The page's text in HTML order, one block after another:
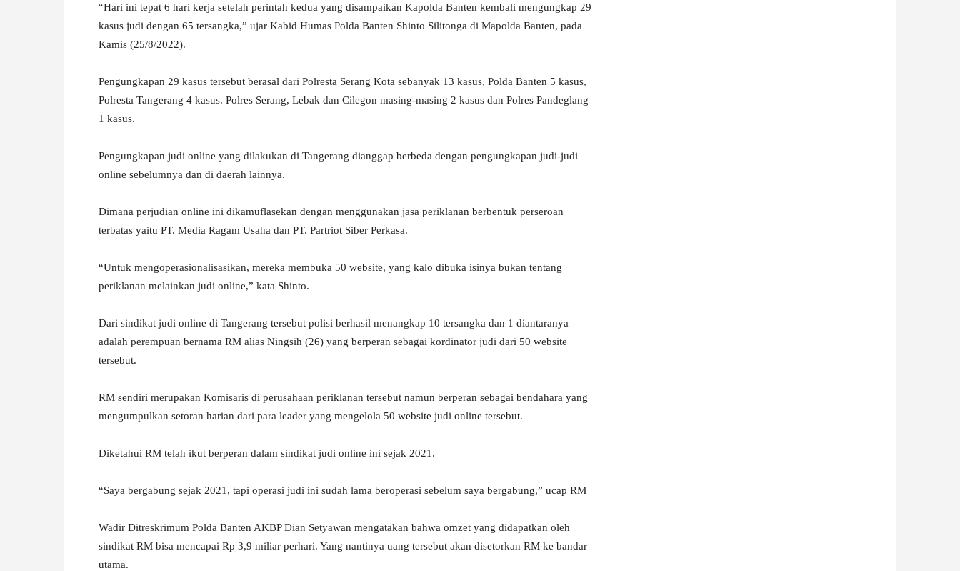
“Hari ini tepat 6 hari kerja setelah perintah kedua yang disampaikan Kapolda Banten kembali mengungkap 29
kasus judi dengan 65 tersangka,” ujar Kabid Humas Polda Banten Shinto Silitonga di Mapolda Banten, pada
Kamis (25/8/2022).
Pengungkapan 29 kasus tersebut berasal dari Polresta Serang Kota sebanyak 13 kasus, Polda Banten 5 kasus,
Polresta Tangerang 4 kasus. Polres Serang, Lebak dan Cilegon masing-masing 2 kasus dan Polres Pandeglang
1 kasus.
Pengungkapan judi online yang dilakukan di Tangerang dianggap berbeda dengan pengungkapan judi-judi
online sebelumnya dan di daerah lainnya.
Dimana perjudian online ini dikamuflasekan dengan menggunakan jasa periklanan berbentuk perseroan
terbatas yaitu PT. Media Ragam Usaha dan PT. Partriot Siber Perkasa.
“Untuk mengoperasionalisasikan, mereka membuka 50 website, yang kalo dibuka isinya bukan tentang
periklanan melainkan judi online,” kata Shinto.
Dari sindikat judi online di Tangerang tersebut polisi berhasil menangkap 10 tersangka dan 1 diantaranya
adalah perempuan bernama RM alias Ningsih (26) yang berperan sebagai kordinator judi dari 50 website
tersebut.
RM sendiri merupakan Komisaris di perusahaan periklanan tersebut namun berperan sebagai bendahara yang
mengumpulkan setoran harian dari para leader yang mengelola 50 website judi online tersebut.
Diketahui RM telah ikut berperan dalam sindikat judi online ini sejak 2021.
“Saya bergabung sejak 2021, tapi operasi judi ini sudah lama beroperasi sebelum saya bergabung,” ucap RM
Wadir Ditreskrimum Polda Banten AKBP Dian Setyawan mengatakan bahwa omzet yang didapatkan oleh
sindikat RM bisa mencapai Rp 3,9 miliar perhari. Yang nantinya uang tersebut akan disetorkan RM ke bandar
utama.